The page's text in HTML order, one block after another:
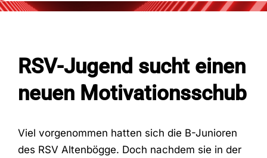
Jugend
Trainingszeiten
RSV-Jugend sucht einen
neuen Motivationsschub
Viel vorgenommen hatten sich die B-Junioren
des RSV Altenbögge. Doch nachdem sie in der